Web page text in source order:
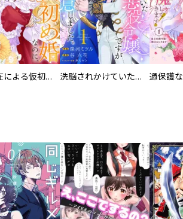
聖女不在による仮初め婚なのに、不器用な王太子に溺愛されています【電子単行本版／特典おまけ付き】 洗脳されかけていた悪役令嬢ですが家出を決意しました。【電子単行本版／特典おまけ付き】